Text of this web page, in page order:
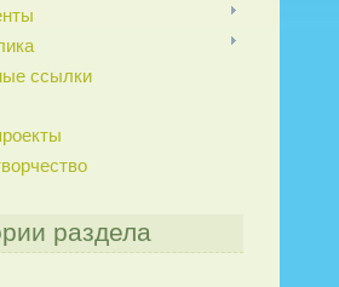
ссылки
раздела